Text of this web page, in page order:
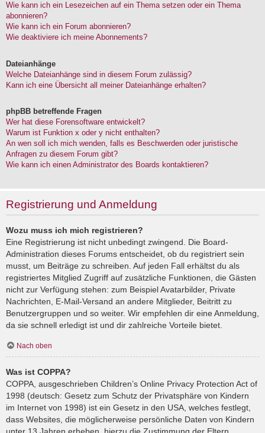
Wie kann ich ein Lesezeichen auf ein Thema setzen oder ein Thema
abonnieren?
Wie kann ich ein Forum abonnieren?
Wie deaktiviere ich meine Abonnements?
Dateianhänge
Welche Dateianhänge sind in diesem Forum zulässig?
Kann ich eine Übersicht all meiner Dateianhänge erhalten?
phpBB betreffende Fragen
Wer hat diese Forensoftware entwickelt?
Warum ist Funktion x oder y nicht enthalten?
An wen soll ich mich wenden, falls es Beschwerden oder juristische
Anfragen zu diesem Forum gibt?
Wie kann ich einen Administrator des Boards kontaktieren?
Registrierung und Anmeldung
Wozu muss ich mich registrieren?
Eine Registrierung ist nicht unbedingt zwingend. Die Board-
Administration dieses Forums entscheidet, ob du registriert sein
musst, um Beiträge zu schreiben. Auf jeden Fall erhältst du als
registriertes Mitglied Zugriff auf zusätzliche Funktionen, die Gästen
nicht zur Verfügung stehen: zum Beispiel Avatarbilder, Private
Nachrichten, E-Mail-Versand an andere Mitglieder, Beitritt zu
Benutzergruppen und so weiter. Wir empfehlen dir eine Anmeldung,
da sie schnell erledigt ist und dir zahlreiche Vorteile bietet.
Nach oben
Was ist COPPA?
COPPA, ausgeschrieben Children’s Online Privacy Protection Act of
1998 (deutsch: Gesetz zum Schutz der Privatsphäre von Kindern
im Internet von 1998) ist ein Gesetz in den USA, welches festlegt,
dass Websites, die möglicherweise persönliche Daten von Kindern